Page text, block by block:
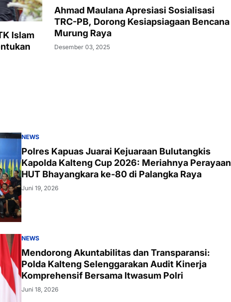
Islam
Ahmad Maulana Apresiasi Sosialisasi
TRC-PB, Dorong Kesiapsiagaan Bencana
Murung Raya
Desember 03, 2025
NEWS
Polres Kapuas Juarai Kejuaraan Bulutangkis
Kapolda Kalteng Cup 2026: Meriahnya Perayaan
HUT Bhayangkara ke-80 di Palangka Raya
Juni 19, 2026
NEWS
Mendorong Akuntabilitas dan Transparansi:
Polda Kalteng Selenggarakan Audit Kinerja
Komprehensif Bersama Itwasum Polri
Juni 18, 2026